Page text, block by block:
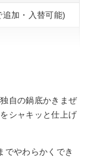
加・入替可能)
自の鍋底かきまぜ
シャキッと仕上げ
でやわらかくでき